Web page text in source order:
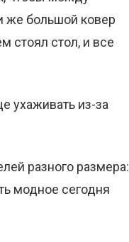
же большой ковер
стоял стол, и все
ухаживать из-за
разного размера:
модное сегодня